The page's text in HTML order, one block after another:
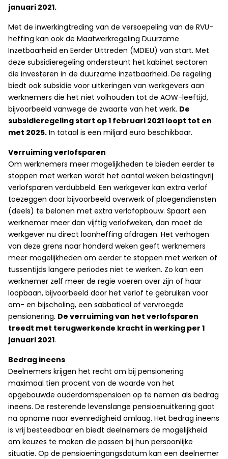
januari 2021.
Met de inwerkingtreding van de versoepeling van de RVU-
heffing kan ook de Maatwerkregeling Duurzame
Inzetbaarheid en Eerder Uittreden (MDIEU) van start. Met
deze subsidieregeling ondersteunt het kabinet sectoren
die investeren in de duurzame inzetbaarheid. De regeling
biedt ook subsidie voor uitkeringen van werkgevers aan
werknemers die het niet volhouden tot de AOW-leeftijd,
bijvoorbeeld vanwege de zwaarte van het werk. De
subsidieregeling start op 1 februari 2021 loopt tot en
met 2025. In totaal is een miljard euro beschikbaar.
Verruiming verlofsparen
Om werknemers meer mogelijkheden te bieden eerder te
stoppen met werken wordt het aantal weken belastingvrij
verlofsparen verdubbeld. Een werkgever kan extra verlof
toezeggen door bijvoorbeeld overwerk of ploegendiensten
(deels) te belonen met extra verlofopbouw. Spaart een
werknemer meer dan vijftig verlofweken, dan moet de
werkgever nu direct loonheffing afdragen. Het verhogen
van deze grens naar honderd weken geeft werknemers
meer mogelijkheden om eerder te stoppen met werken of
tussentijds langere periodes niet te werken. Zo kan een
werknemer zelf meer de regie voeren over zijn of haar
loopbaan, bijvoorbeeld door het verlof te gebruiken voor
om- en bijscholing, een sabbatical of vervroegde
pensionering. De verruiming van het verlofsparen
treedt met terugwerkende kracht in werking per 1
januari 2021.
Bedrag ineens
Deelnemers krijgen het recht om bij pensionering
maximaal tien procent van de waarde van het
opgebouwde ouderdomspensioen op te nemen als bedrag
ineens. De resterende levenslange pensioenuitkering gaat
na opname naar evenredigheid omlaag. Het bedrag ineens
is vrij besteedbaar en biedt deelnemers de mogelijkheid
om keuzes te maken die passen bij hun persoonlijke
situatie. Op de pensioeningangsdatum kan een deelnemer